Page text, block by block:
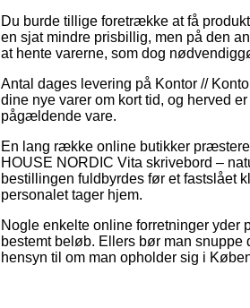
Du burde tillige foretrække at få
en sjat mindre prisbillig, men på den
at hente varerne, som dog
Antal dages levering på Kontor //
dine nye varer om kort tid, og herved
pågældende vare.
En lang række online butikker
HOUSE NORDIC Vita skrivebord –
bestillingen fuldbyrdes før et fastslået
personalet tager hjem.
Nogle enkelte online forretninger yder
bestemt beløb. Ellers bør man
hensyn til om man opholder sig i